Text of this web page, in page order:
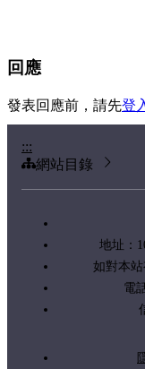
回應
發表回應前，請先登
:::
網站目錄
地址：
如對本
電